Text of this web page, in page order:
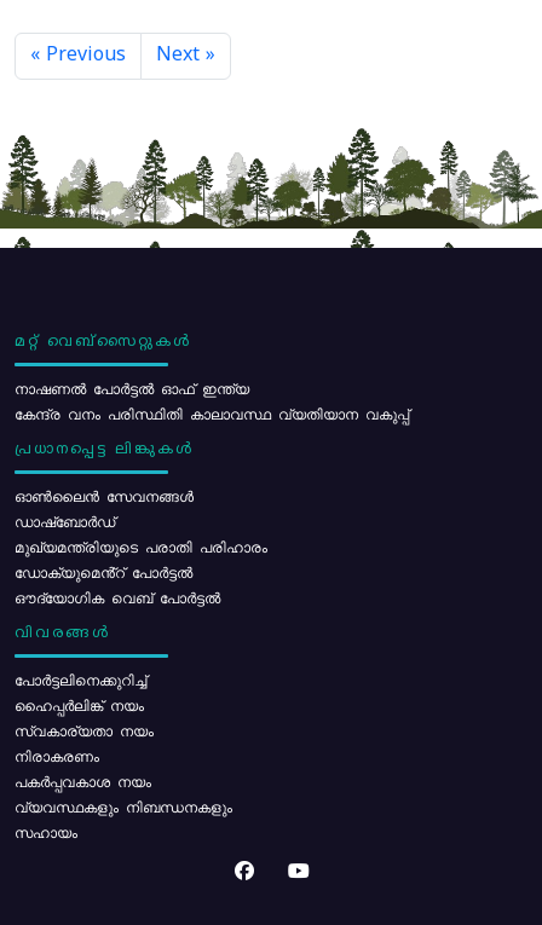
« Previous Next »
മറ്റ് വെബ്സൈറ്റുകൾ
നാഷണൽ പോർട്ടൽ ഓഫ് ഇന്ത്യ
കേന്ദ്ര വനം പരിസ്ഥിതി കാലാവസ്ഥ വ്യതിയാന വകുപ്പ്
പ്രധാനപ്പെട്ട ലിങ്കുകൾ
ഓൺലൈൻ സേവനങ്ങൾ
ഡാഷ്ബോർഡ്
മുഖ്യമന്ത്രിയുടെ പരാതി പരിഹാരം
ഡോക്യുമെൻ്റ് പോർട്ടൽ
ഔദ്യോഗിക വെബ് പോർട്ടൽ
വിവരങ്ങൾ
പോര്‍ട്ടലിനെക്കുറിച്ച്
ഹൈപ്പർലിങ്ക് നയം
സ്വകാര്യതാ നയം
നിരാകരണം
പകർപ്പവകാശ നയം
വ്യവസ്ഥകളും നിബന്ധനകളും
സഹായം